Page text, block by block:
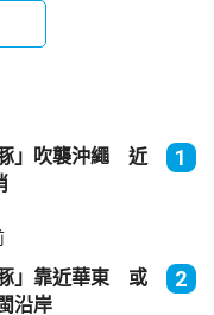
」吹襲沖繩 近
1
」靠近華東 或
沿岸
2